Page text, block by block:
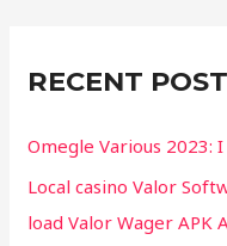
h
o
r
:
RECENT
Omegle Various 2023:
Local casino Valor
load Valor Wager APK